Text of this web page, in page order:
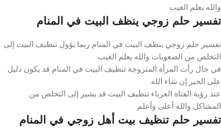
والله يعلم الغيب
تفسير حلم زوجي ينظف البيت في المنام
تفسير حلم زوجي ينظف البيت في المنام ربما يؤول تنظيف البيت إلى
التخلص من الصعوبات والله يعلم الغيب
في حال رأت المرأة المتزوجة تنظيف البيت في المنام قد يكون دليل
على الخير إن شاء الله
عند رؤية الفتاة العزباء تنظيف البيت قد يشير إلى التخلص من
المشاكل والله أعلى وأعلم
تفسير حلم تنظيف بيت أهل زوجي في المنام